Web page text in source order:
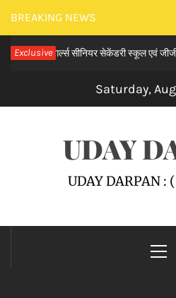
Skip
to
content
BREAKING NEWS
Exclusive
गर्ल्स सीनियर सेकेंडरी स्कूल एवं
Saturday,
UDAY
UDAY DARPAN : (